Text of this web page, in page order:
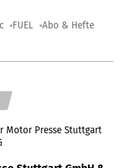
FUEL Abo & Hefte
Motor Presse Stuttgart